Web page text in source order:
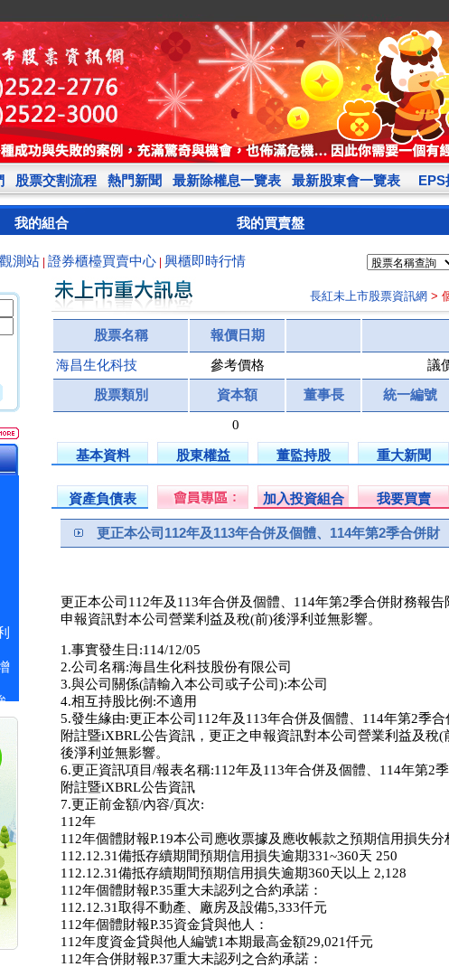
股票交割流程 熱門新聞 最新除權息一覽表 最新股東會一覽表 EPS
我的組合 我的買賣盤
測站 證券櫃檯買賣中心 興櫃即時行情
長紅未上市股票資訊網 >
股票名稱 報價日期
海昌生化科技 參考價格 議
股票類別 資本額 董事長 統一編號
0
基本資料 股東權益 董監持股 重大新聞
資產負債表 加入投資組合 我要買賣
更正本公司112年及113年合併及個體、114年第2季合併財
更正本公司112年及113年合併及個體、114年第2季合併財務報
申報資訊對本公司營業利益及稅(前)後淨利並無影響。
1.事實發生日:114/12/05
2.公司名稱:海昌生化科技股份有限公司
3.與公司關係(請輸入本公司或子公司):本公司
4.相互持股比例:不適用
5.發生緣由:更正本公司112年及113年合併及個體、114年第2季
附註暨iXBRL公告資訊，更正之申報資訊對本公司營業利益及稅(
後淨利並無影響。
6.更正資訊項目/報表名稱:112年及113年合併及個體、114年第2
附註暨iXBRL公告資訊
7.更正前金額/內容/頁次:
112年
112年個體財報P.19本公司應收票據及應收帳款之預期信用損失分
112.12.31備抵存續期間預期信用損失逾期331~360天 250
112.12.31備抵存續期間預期信用損失逾期360天以上 2,128
112年個體財報P.35重大未認列之合約承諾：
112.12.31取得不動產、廠房及設備5,333仟元
112年個體財報P.35資金貸與他人：
112年度資金貸與他人編號1本期最高金額29,021仟元
112年合併財報P.37重大未認列之合約承諾：